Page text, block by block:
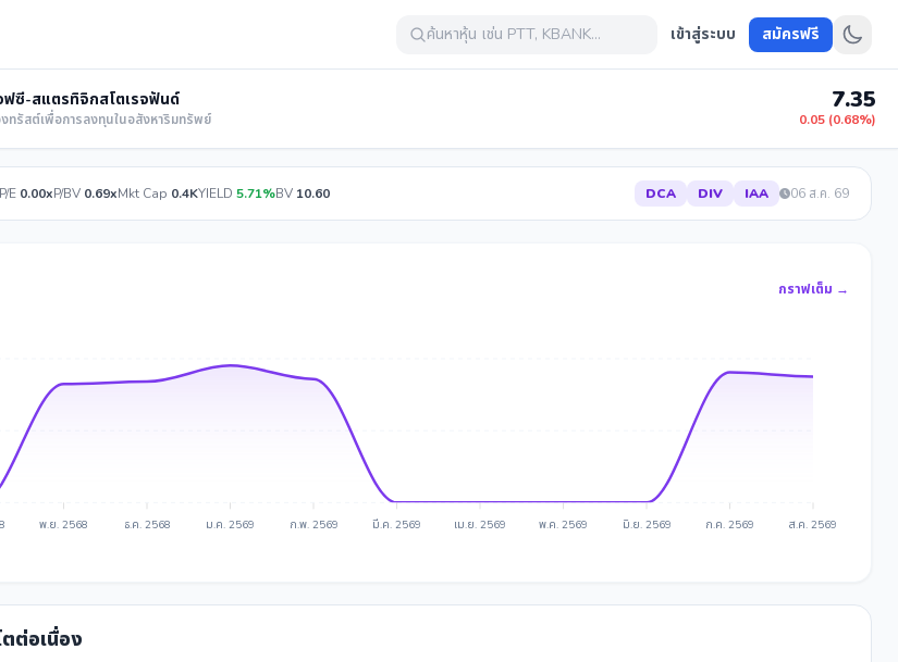
ค้นหาหุ้น เช่น PTT, KBANK... เข้าสู่ระบบ สมัครฟรี
ฟซี-สแตรทิจิกสโตเรจฟันด์
ทรัสต์เพื่อการลงทุนในอสังหาริมทรัพย์
7.35
0.05 (0.68%)
P/E 0.00xP/BV 0.69xMkt Cap 0.4KYIELD 5.71%BV 10.60 DCA DIV IAA 06 ส.ค. 69
กราฟเต็ม →
พ.ย. 2568 ธ.ค. 2568 ม.ค. 2569 ก.พ. 2569 มี.ค. 2569 เม.ย. 2569 พ.ค. 2569 มิ.ย. 2569 ก.ค. 2569 ส.ค. 2569
ต่อเนื่อง